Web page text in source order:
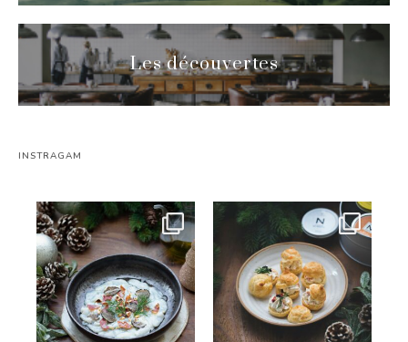
Les découvertes
INSTRAGAM